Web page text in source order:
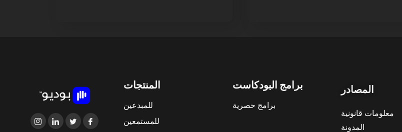
المنتجات
للمبدعين
للمستمعين
برامج البودكاست
برامج حصرية
المصادر
معلومات قانونية
المدونة